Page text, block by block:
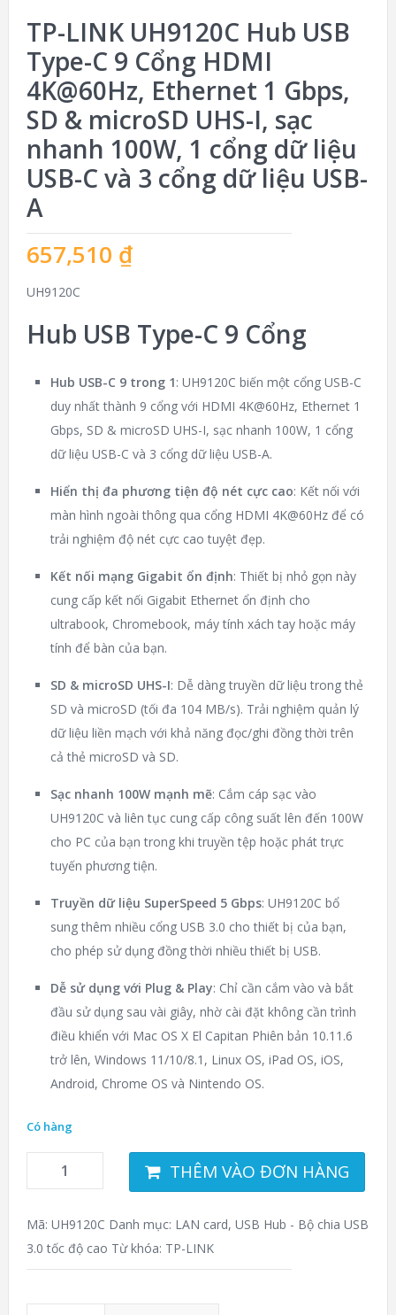
TP-LINK UH9120C Hub USB
Type-C 9 Cổng HDMI
4K@60Hz, Ethernet 1 Gbps,
SD & microSD UHS-I, sạc
nhanh 100W, 1 cổng dữ liệu
USB-C và 3 cổng dữ liệu USB-
A
657,510 ₫
UH9120C
Hub USB Type-C 9 Cổng
Hub USB-C 9 trong 1: UH9120C biến một cổng USB-C
duy nhất thành 9 cổng với HDMI 4K@60Hz, Ethernet 1
Gbps, SD & microSD UHS-I, sạc nhanh 100W, 1 cổng
dữ liệu USB-C và 3 cổng dữ liệu USB-A.
Hiển thị đa phương tiện độ nét cực cao: Kết nối với
màn hình ngoài thông qua cổng HDMI 4K@60Hz để có
trải nghiệm độ nét cực cao tuyệt đẹp.
Kết nối mạng Gigabit ổn định: Thiết bị nhỏ gọn này
cung cấp kết nối Gigabit Ethernet ổn định cho
ultrabook, Chromebook, máy tính xách tay hoặc máy
tính để bàn của bạn.
SD & microSD UHS-I: Dễ dàng truyền dữ liệu trong thẻ
SD và microSD (tối đa 104 MB/s). Trải nghiệm quản lý
dữ liệu liền mạch với khả năng đọc/ghi đồng thời trên
cả thẻ microSD và SD.
Sạc nhanh 100W mạnh mẽ: Cắm cáp sạc vào
UH9120C và liên tục cung cấp công suất lên đến 100W
cho PC của bạn trong khi truyền tệp hoặc phát trực
tuyến phương tiện.
Truyền dữ liệu SuperSpeed 5 Gbps: UH9120C bổ
sung thêm nhiều cổng USB 3.0 cho thiết bị của bạn,
cho phép sử dụng đồng thời nhiều thiết bị USB.
Dễ sử dụng với Plug & Play: Chỉ cần cắm vào và bắt
đầu sử dụng sau vài giây, nhờ cài đặt không cần trình
điều khiển với Mac OS X El Capitan Phiên bản 10.11.6
trở lên, Windows 11/10/8.1, Linux OS, iPad OS, iOS,
Android, Chrome OS và Nintendo OS.
Có hàng
THÊM VÀO ĐƠN HÀNG
Mã: UH9120C Danh mục: LAN card, USB Hub - Bộ chia USB
3.0 tốc độ cao Từ khóa: TP-LINK